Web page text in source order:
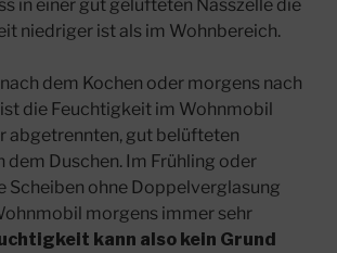
in einer gut gelüfteten Nasszelle die
niedriger ist als im Wohnbereich.
dem Kochen oder morgens nach
die Feuchtigkeit im Wohnmobil
abgetrennten, gut belüfteten
dem Duschen. Im Frühling oder
Scheiben ohne Doppelverglasung
morgens immer sehr
kann also kein Grund